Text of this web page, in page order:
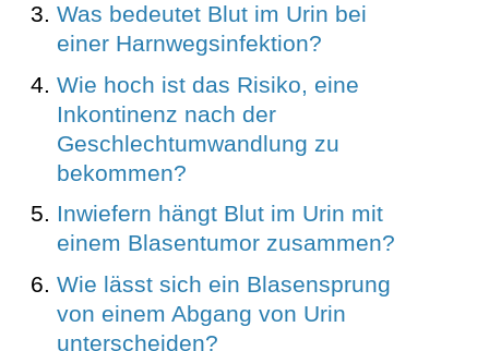
Was bedeutet Blut im Urin bei
einer Harnwegsinfektion?
Wie hoch ist das Risiko, eine
Inkontinenz nach der
Geschlechtumwandlung zu
bekommen?
Inwiefern hängt Blut im Urin mit
einem Blasentumor zusammen?
Wie lässt sich ein Blasensprung
von einem Abgang von Urin
unterscheiden?